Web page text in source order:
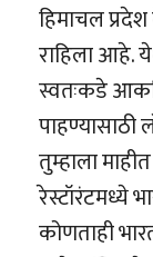
हिमाचल
राहिला आहे.
स्वतःकडे
पाहण्यासाठी
तुम्हाला
रेस्टॉरंटमध्ये
कोणताही